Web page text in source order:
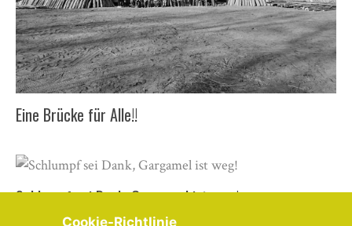
Eine Brücke für Alle!!
Schlumpf sei Dank, Gargamel ist weg!
Cookie-Richtlinie